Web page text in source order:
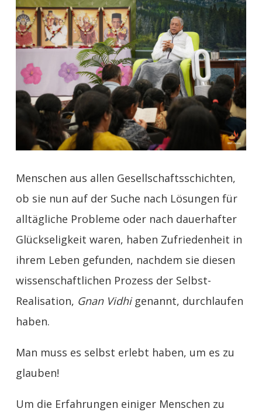
Menschen aus allen Gesellschaftsschichten,
ob sie nun auf der Suche nach Lösungen für
alltägliche Probleme oder nach dauerhafter
Glückseligkeit waren, haben Zufriedenheit in
ihrem Leben gefunden, nachdem sie diesen
wissenschaftlichen Prozess der Selbst-
Realisation, Gnan Vidhigenannt, durchlaufen
haben.
Man muss es selbst erlebt haben, um es zu
glauben!
Um die Erfahrungen einiger Menschen zu